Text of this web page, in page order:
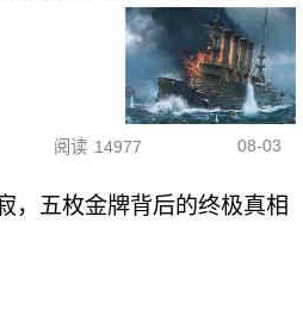
阅读 14977 08-03
，五枚金牌背后的终极真相